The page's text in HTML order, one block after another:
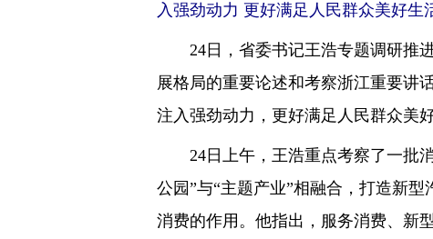
入强劲动力 更好满足人民群众美好生
24日，省委书记王浩专题调研推进
展格局的重要论述和考察浙江重要讲
注入强劲动力，更好满足人民群众美
24日上午，王浩重点考察了一批消
公园”与“主题产业”相融合，打造新
消费的作用。他指出，服务消费、新